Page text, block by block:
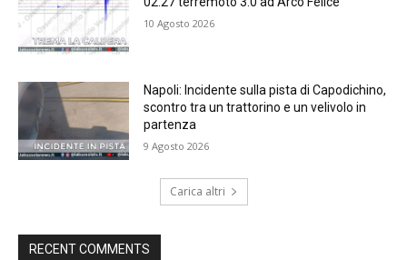
10 Agosto 2026
Napoli: Incidente sulla pista di Capodichino,
scontro tra un trattorino e un velivolo in
partenza
9 Agosto 2026
Carica altri
RECENT COMMENTS